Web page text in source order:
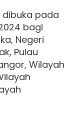
dibuka pada
bagi
Negeri
Pulau
Wilayah